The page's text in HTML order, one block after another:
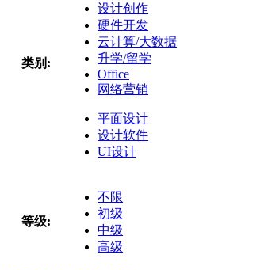
类别:
设计创作
硬件开发
云计算/大数据
升学/留学
Office
网络营销
平面设计
设计软件
UI设计
等级:
不限
初级
中级
高级